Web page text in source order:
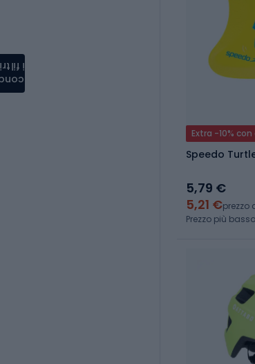
Extra -10% con
Speedo
5,79 €
5,21 €prezzo
Prezzo più
i filtri